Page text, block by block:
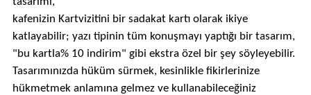
kafenizin Kartvizitini bir sadakat kartı olarak ikiye
katlayabilir; yazı tipinin tüm konuşmayı yaptığı bir tasarım,
"bu kartla% 10 indirim" gibi ekstra özel bir şey söyleyebilir.
Tasarımınızda hüküm sürmek, kesinlikle fikirlerinize
hükmetmek anlamına gelmez ve kullanabileceğiniz